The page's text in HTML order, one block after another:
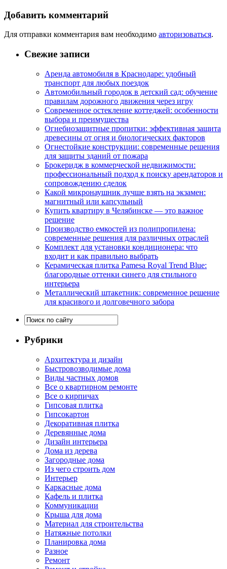
Добавить комментарий
Для отправки комментария вам необходимо авторизоваться.
Свежие записи
Аренда автомобиля в Краснодаре: удобный
транспорт для любых поездок
Автомобильный городок в детский сад: обучение
правилам дорожного движения через игру
Современное остекление коттеджей: особенности
выбора и преимущества
Огнебиозащитные пропитки: эффективная защита
древесины от огня и биологических факторов
Огнестойкие конструкции: современные решения
для защиты зданий от пожара
Брокеридж в коммерческой недвижимости:
профессиональный подход к поиску арендаторов и
сопровождению сделок
Какой микронаушник лучше взять на экзамен:
магнитный или капсульный
Купить квартиру в Челябинске — это важное
решение
Производство емкостей из полипропилена:
современные решения для различных отраслей
Комплект для установки кондиционера: что
входит и как правильно выбрать
Керамическая плитка Pamesa Royal Trend Blue:
благородные оттенки синего для стильного
интерьера
Металлический штакетник: современное решение
для красивого и долговечного забора
Рубрики
Архитектура и дизайн
Быстровозводимые дома
Виды частных домов
Все о квартирном ремонте
Все о кирпичах
Гипсовая плитка
Гипсокартон
Декоративная плитка
Деревянные дома
Дизайн интерьера
Дома из дерева
Загородные дома
Из чего строить дом
Интерьер
Каркасные дома
Кафель и плитка
Коммуникации
Крыша для дома
Материал для строительства
Натяжные потолки
Планировка дома
Разное
Ремонт